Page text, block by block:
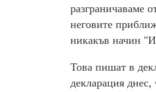
разграничаваме
неговите
никакъв начин
Това пишат в
декларация